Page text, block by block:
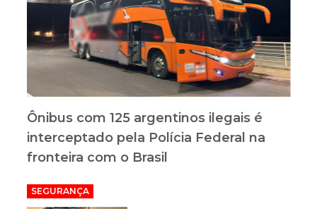
Ônibus com 125 argentinos ilegais é
interceptado pela Polícia Federal na
fronteira com o Brasil
SEGURANÇA